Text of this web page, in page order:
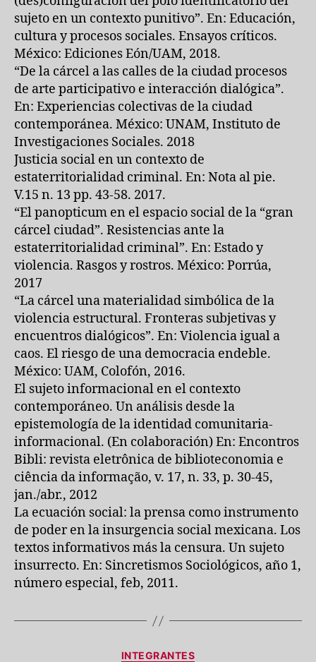
sujeto en un contexto punitivo”. En: Educación,
cultura y procesos sociales. Ensayos críticos.
México: Ediciones Eón/UAM, 2018.
“De la cárcel a las calles de la ciudad procesos
de arte participativo e interacción dialógica”.
En: Experiencias colectivas de la ciudad
contemporánea. México: UNAM, Instituto de
Investigaciones Sociales. 2018
Justicia social en un contexto de
estaterritorialidad criminal. En: Nota al pie.
V.15 n. 13 pp. 43-58. 2017.
“El panopticum en el espacio social de la “gran
cárcel ciudad”. Resistencias ante la
estaterritorialidad criminal”. En: Estado y
violencia. Rasgos y rostros. México: Porrúa,
2017
“La cárcel una materialidad simbólica de la
violencia estructural. Fronteras subjetivas y
encuentros dialógicos”. En: Violencia igual a
caos. El riesgo de una democracia endeble.
México: UAM, Colofón, 2016.
El sujeto informacional en el contexto
contemporáneo. Un análisis desde la
epistemología de la identidad comunitaria-
informacional. (En colaboración) En: Encontros
Bibli: revista eletrônica de biblioteconomia e
ciência da informação, v. 17, n. 33, p. 30-45,
jan./abr., 2012
La ecuación social: la prensa como instrumento
de poder en la insurgencia social mexicana. Los
textos informativos más la censura. Un sujeto
insurrecto. En: Sincretismos Sociológicos, año 1,
número especial, feb, 2011.
Categorías
INTEGRANTES